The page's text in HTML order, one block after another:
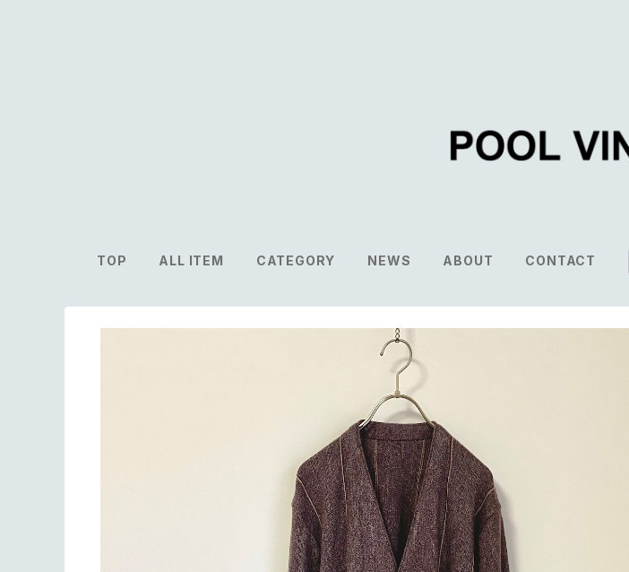
TOP ALL ITEM CATEGORY NEWS ABOUT CONTACT